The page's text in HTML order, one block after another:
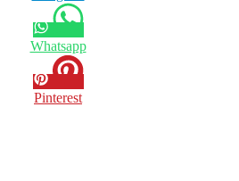
Whatsapp
Pinterest